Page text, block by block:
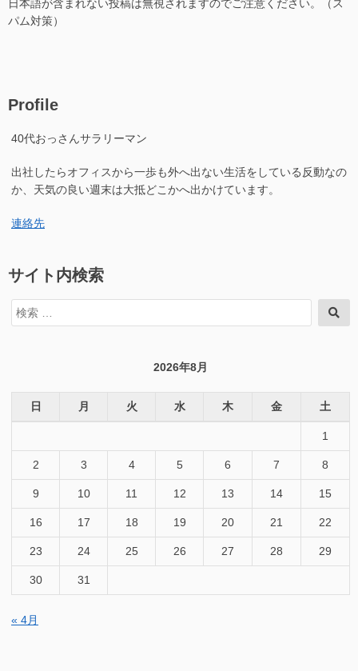
日本語が含まれない投稿は無視されますのでご注意ください。（ス
パム対策）
Profile
40代おっさんサラリーマン
出社したらオフィスから一歩も外へ出ない生活をしている反動なの
か、天気の良い週末は大抵どこかへ出かけています。
連絡先
サイト内検索
検
索
索
2026年8月
日 月 火 水 木 金 土
1
2 3 4 5 6 7 8
9 10 11 12 13 14 15
16 17 18 19 20 21 22
23 24 25 26 27 28 29
30 31
« 4月